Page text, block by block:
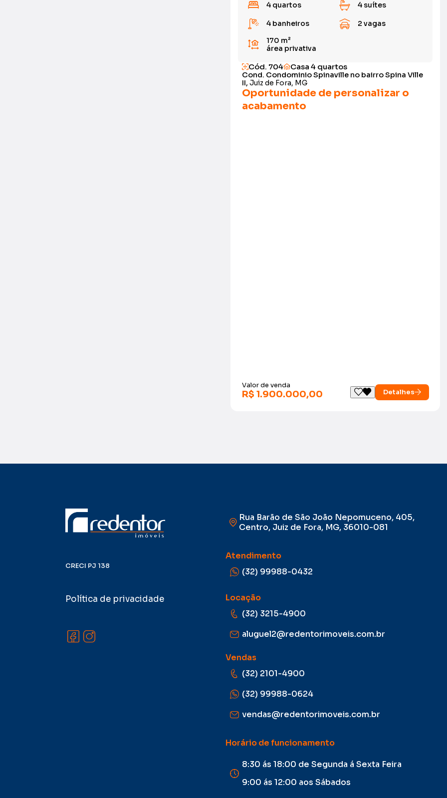
4 quartos 4 suítes
4 banheiros
2 vagas
170 m²
área privativa
Cód. 704 Casa 4 quartos
Cond. Condominio Spinaville no bairro Spina Ville
II, Juiz de Fora, MG
Oportunidade de personalizar o
acabamento
Valor de venda
R$ 1.900.000,00 Detalhes
CRECI PJ 138
Política de privacidade
Rua Barão de São João Nepomuceno, 405,
Centro, Juiz de Fora, MG, 36010-081
Atendimento
(32) 99988-0432
Locação
(32) 3215-4900
aluguel2@redentorimoveis.com.br
Vendas
(32) 2101-4900
(32) 99988-0624
vendas@redentorimoveis.com.br
Horário de funcionamento
8:30 ás 18:00 de Segunda á Sexta Feira
9:00 ás 12:00 aos Sábados